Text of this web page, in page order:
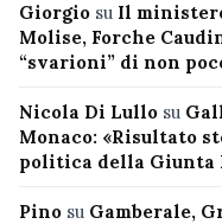
Giorgio su Il
Molise, Forche
“svarioni” di non
Nicola Di Lullo su
Monaco: «Risultato
politica della Giunta
Pino su Gamberale,